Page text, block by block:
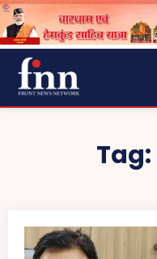
Tag: